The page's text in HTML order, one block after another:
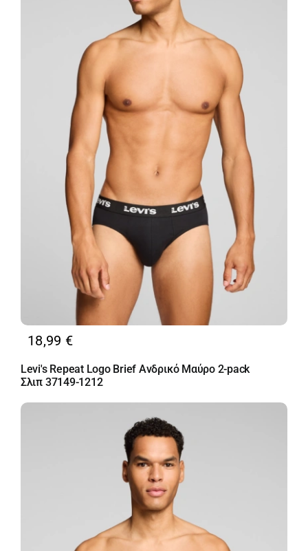
Είδη Παρέλασης
Σχετικά με εμάς
English
18,99 €
Levi's Repeat Logo Brief Ανδρικό Μαύρο 2-pack
Σλιπ 37149-1212